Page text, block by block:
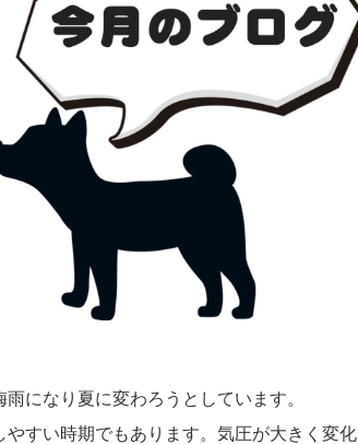
になり夏に変わろうとしています。
すい時期でもあります。気圧が大きく変化